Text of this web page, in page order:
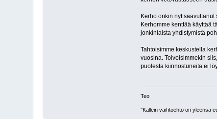
Kerho onkin nyt
Kerhomme kenttää käyttää
jonkinlaista yhdistymistä
Tahtoisimme keskustella
vuosina. Toivoisimmekin
puolesta kiinnostuneita ei
Teo
"Kallein vaihtoehto on yleensä